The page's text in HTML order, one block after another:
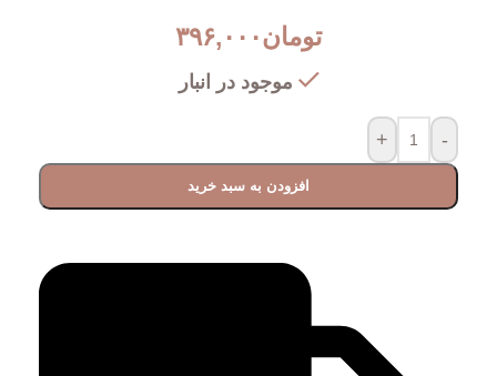
تومان۳۹۶,۰۰۰
موجود در انبار
-
+
افزودن به سبد خرید